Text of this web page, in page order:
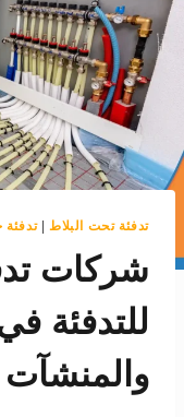
تدفئة تحت البلاط |تدفئة
للتدفئة
والمنشآت